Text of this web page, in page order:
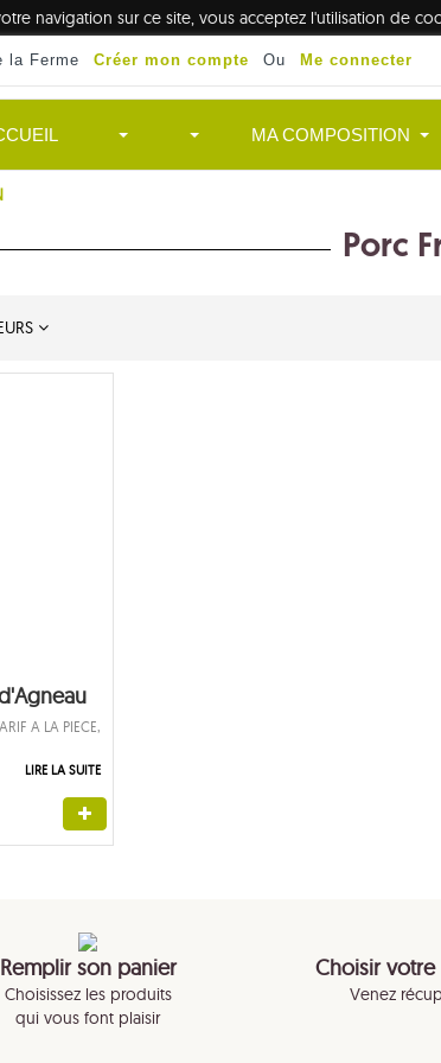
navigation sur ce site, vous acceptez l'utilisation de
la Ferme Créer mon compte Ou Me connecter
MA COMPOSITION
Porc
A LA PIECE,
LIRE LA SUITE
Remplir son panier
Choisissez les produits
qui vous font plaisir
Choisir
Venez